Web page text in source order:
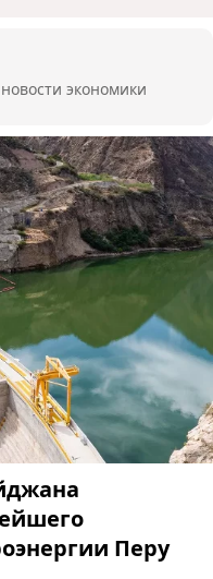
экономики
Перу